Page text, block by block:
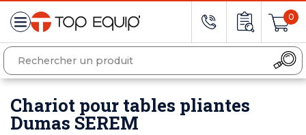
0
Chariot pour tables pliantes
Dumas SEREM